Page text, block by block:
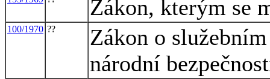
Zákon, kterým se
100/1970 ??
Zákon o
národní